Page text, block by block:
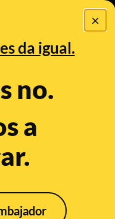
×
da igual.
no.
a
Especial Ceuta•
PREBUNKING
contra la
May 21,